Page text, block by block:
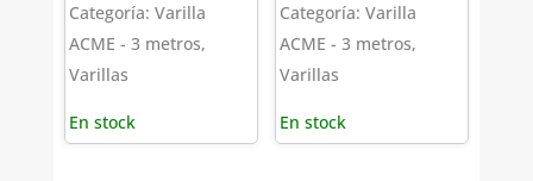
Categoría: Varilla
ACME - 3 metros,
Varillas
En stock
Categoría: Varilla
ACME - 3 metros,
Varillas
En stock